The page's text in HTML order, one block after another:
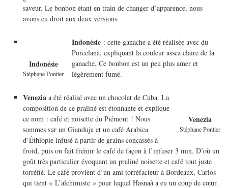
saveur. Le bonbon étant en train de changer d’apparence, nous
avons eu droit aux deux versions.
Indonésie
Stéphane Pontier
Indonésie : cette ganache a été réalisée avec du
Porcelana, expliquant la couleur assez claire de la
ganache. Ce bonbon est un peu plus amer et
légèrement fumé.
Venezia
Stéphane Pontier
Venezia a été réalisé avec un chocolat de Cuba. La
composition de ce praliné est étonnante et explique
ce nom : café et noisette du Piémont ! Nous
sommes sur un Gianduja et un café Arabica
d’Éthiopie infusé à partir de grains concassés à
froid, puis on fait frémir le café de façon à l’infuser 3 min. D’où un
goût très particulier évoquant un praliné noisette et café tout juste
torréfié. Le café provient d’un ami torréfacteur à Bordeaux, Carlos
qui tient « L’alchimiste » pour lequel Hasnaâ a eu un coup de cœur.